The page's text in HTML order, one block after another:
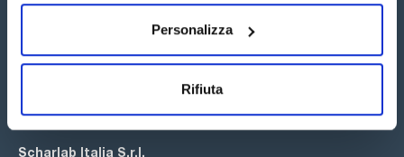
Personalizza
Rifiuta
Seguici:
Iscriviti alla Newsletter
Scharlab Italia S.r.l.